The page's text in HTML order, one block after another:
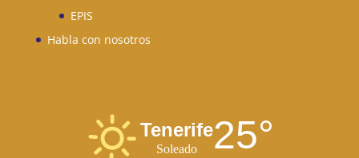
EPIS
Habla con nosotros
Tenerife
Soleado 25°